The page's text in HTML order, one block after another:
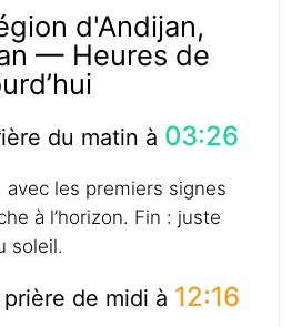
d'Andijan,
— Heures de
du matin à 03:26
avec les premiers signes
à l’horizon. Fin : juste
soleil.
de midi à 12:16